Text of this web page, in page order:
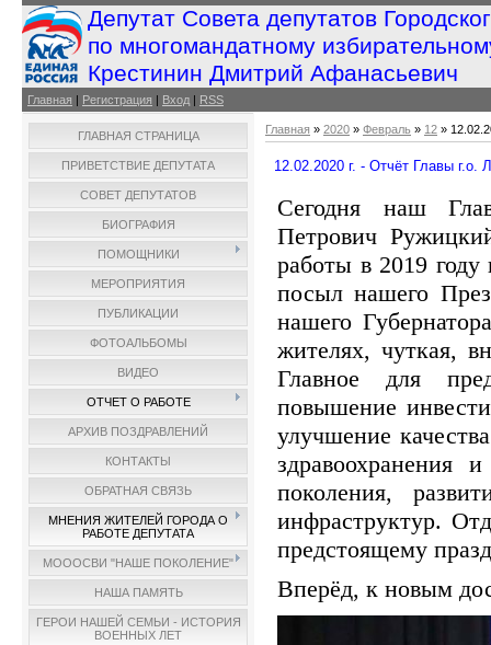
Депутат Совета депутатов
по многомандатному
Крестинин Дмитрий Афанасьевич
Главная | Регистрация | Вход | RSS
ГЛАВНАЯ СТРАНИЦА
ПРИВЕТСТВИЕ ДЕПУТАТА
СОВЕТ ДЕПУТАТОВ
БИОГРАФИЯ
ПОМОЩНИКИ
МЕРОПРИЯТИЯ
ПУБЛИКАЦИИ
ФОТОАЛЬБОМЫ
ВИДЕО
ОТЧЕТ О РАБОТЕ
АРХИВ ПОЗДРАВЛЕНИЙ
КОНТАКТЫ
ОБРАТНАЯ СВЯЗЬ
МНЕНИЯ ЖИТЕЛЕЙ ГОРОДА О
РАБОТЕ ДЕПУТАТА
МОООСВИ "НАШЕ ПОКОЛЕНИЕ"
НАША ПАМЯТЬ
ГЕРОИ НАШЕЙ СЕМЬИ - ИСТОРИЯ
ВОЕННЫХ ЛЕТ
Главная » 2020 » Февраль » 12 »
12.02.2020 г. - Отчёт Главы
Сегодня наш
Петрович
работы в 2019
посыл нашего
нашего
жителях, чуткая,
Главное для
повышение
улучшение
здравоохранения
поколения,
инфраструктур.
предстоящему
Вперёд, к новым